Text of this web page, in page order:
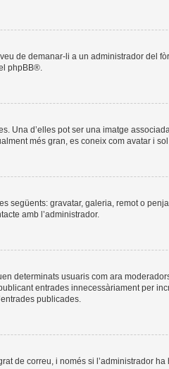
de demanar-li a un administrador del
phpBB®.
Una d’elles pot ser una imatge
més gran, es coneix com avatar i
gravatar, galeria, remot o
amb l’administrador.
determinats usuaris com ara
entrades innecessàriament per
publicades.
de correu, i només si l’administrador